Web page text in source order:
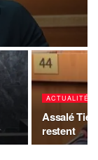
ACTUALITÉS
Assalé
restent